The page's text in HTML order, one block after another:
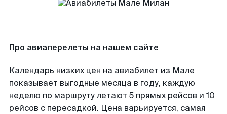
Про авиаперелеты на нашем сайте
Календарь низких цен на авиабилет из Мале
показывает выгодные месяца в году, каждую
неделю по маршруту летают 5 прямых рейсов и 10
рейсов с пересадкой. Цена варьируется, самая